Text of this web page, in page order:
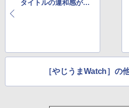
タイトルの違和感がネ
［やじうまWatch］の